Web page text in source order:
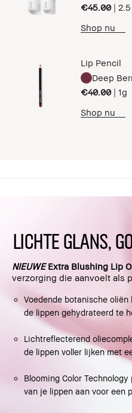
€45.00 |
Shop nu
Lip Pencil
Deep
€40.00 | 1g
Shop nu
LICHTE GLANS,
NIEUWEExtra Blushing Lip
verzorging die aanvoelt als
Voedende botanische oliën
de lippen gehydrateerd te
Lichtreflecterend
de lippen voller lijken met
Blooming Color
van je lippen aan voor een